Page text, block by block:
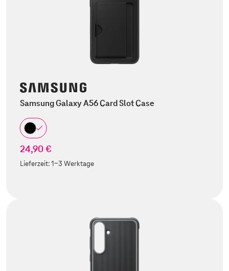
Samsung Galaxy A56 Card Slot Case
24,90 €
Lieferzeit:1-3 Werktage